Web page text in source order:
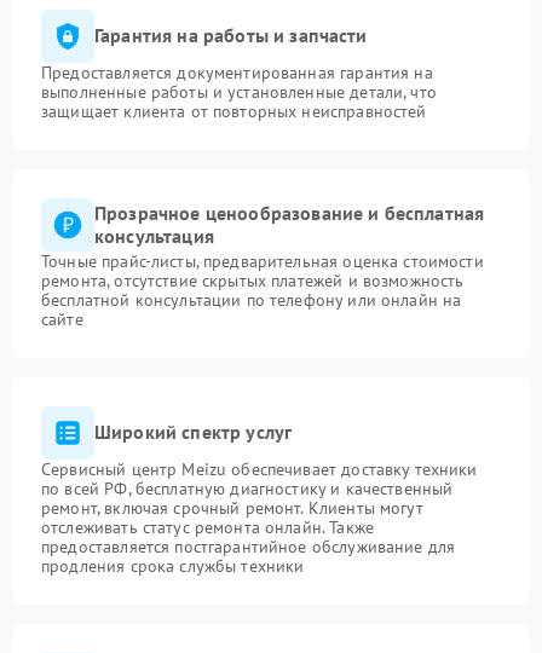
Гарантия на работы и запчасти
Предоставляется документированная гарантия на
выполненные работы и установленные детали, что
защищает клиента от повторных неисправностей
Прозрачное ценообразование и бесплатная
консультация
Точные прайс-листы, предварительная оценка стоимости
ремонта, отсутствие скрытых платежей и возможность
бесплатной консультации по телефону или онлайн на
сайте
Широкий спектр услуг
Сервисный центр Meizu обеспечивает доставку техники
по всей РФ, бесплатную диагностику и качественный
ремонт, включая срочный ремонт. Клиенты могут
отслеживать статус ремонта онлайн. Также
предоставляется постгарантийное обслуживание для
продления срока службы техники